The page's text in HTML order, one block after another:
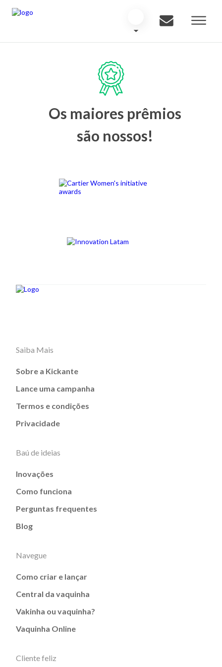
Os maiores prêmios
são nossos!
Saiba Mais
Sobre a Kickante
Lance uma campanha
Termos e condições
Privacidade
Baú de ideias
Inovações
Como funciona
Perguntas frequentes
Blog
Navegue
Como criar e lançar
Central da vaquinha
Vakinha ou vaquinha?
Vaquinha Online
Cliente feliz